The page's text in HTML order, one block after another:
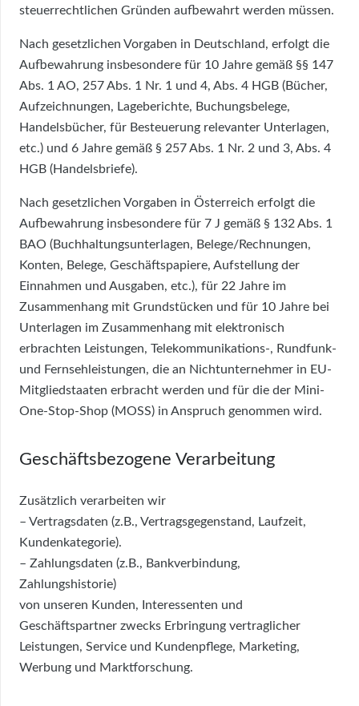
steuerrechtlichen Gründen aufbewahrt werden müssen.
Nach gesetzlichen Vorgaben in Deutschland, erfolgt die
Aufbewahrung insbesondere für 10 Jahre gemäß §§ 147
Abs. 1 AO, 257 Abs. 1 Nr. 1 und 4, Abs. 4 HGB (Bücher,
Aufzeichnungen, Lageberichte, Buchungsbelege,
Handelsbücher, für Besteuerung relevanter Unterlagen,
etc.) und 6 Jahre gemäß § 257 Abs. 1 Nr. 2 und 3, Abs. 4
HGB (Handelsbriefe).
Nach gesetzlichen Vorgaben in Österreich erfolgt die
Aufbewahrung insbesondere für 7 J gemäß § 132 Abs. 1
BAO (Buchhaltungsunterlagen, Belege/Rechnungen,
Konten, Belege, Geschäftspapiere, Aufstellung der
Einnahmen und Ausgaben, etc.), für 22 Jahre im
Zusammenhang mit Grundstücken und für 10 Jahre bei
Unterlagen im Zusammenhang mit elektronisch
erbrachten Leistungen, Telekommunikations-, Rundfunk-
und Fernsehleistungen, die an Nichtunternehmer in EU-
Mitgliedstaaten erbracht werden und für die der Mini-
One-Stop-Shop (MOSS) in Anspruch genommen wird.
Geschäftsbezogene Verarbeitung
Zusätzlich verarbeiten wir
– Vertragsdaten (z.B., Vertragsgegenstand, Laufzeit,
Kundenkategorie).
– Zahlungsdaten (z.B., Bankverbindung,
Zahlungshistorie)
von unseren Kunden, Interessenten und
Geschäftspartner zwecks Erbringung vertraglicher
Leistungen, Service und Kundenpflege, Marketing,
Werbung und Marktforschung.